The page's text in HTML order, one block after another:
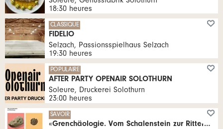
18:30 heures
CLASSIQUE
FIDELIO
Selzach, Passionsspielhaus Selzach
19:30 heures
POPULAIRE
AFTER PARTY OPENAIR SOLOTHURN
Soleure, Druckerei Solothurn
23:00 heures
SAVOIR
«Grenchäologie. Vom Schalenstein zur Ritterburg»